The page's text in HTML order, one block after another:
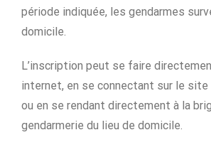
période indiquée, les gendarmes
domicile.
L’inscription peut se faire
internet, en se connectant sur le
ou en se rendant directement à la
gendarmerie du lieu de domicile.